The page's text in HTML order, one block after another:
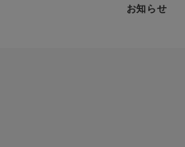
お知らせ